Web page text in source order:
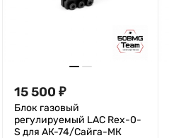
15 500 ₽
Блок газовый
регулируемый LAC Rex-0-
S для АК-74/Сайга-МК